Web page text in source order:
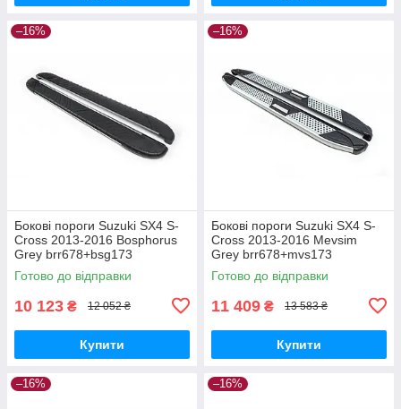
–16%
Бокові пороги Suzuki SX4 S-
Cross 2013-2016 Bosphorus
Grey brr678+bsg173
Готово до відправки
10 123 ₴ 12 052 ₴
Купити
–16%
Бокові пороги Suzuki SX4 S-
Cross 2013-2016 Mevsim
Grey brr678+mvs173
Готово до відправки
11 409 ₴ 13 583 ₴
Купити
–16% –16%